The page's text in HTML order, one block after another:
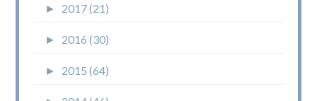
► 2017 (21)
► 2016 (30)
► 2015 (64)